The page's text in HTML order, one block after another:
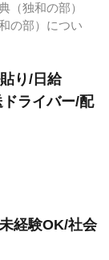
（独和の部）
の部）につい
り/日給
ライバー/配
経験OK/社会